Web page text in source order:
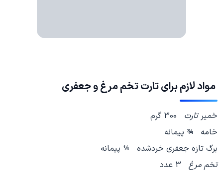
مواد لازم برایتارتتخم مرغو جعفری
خمیرتارت
خامه ¾ پیمانه
برگ تازه جعفری خردشده ¼ پیمانه
تخم مرغ